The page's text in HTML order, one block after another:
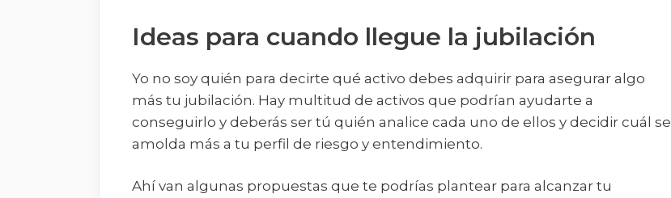
Ideas para cuando llegue la jubilación
Yo no soy quién para decirte qué activo debes adquirir para asegurar algo
más tu jubilación. Hay multitud de activos que podrían ayudarte a
conseguirlo y deberás ser tú quién analice cada uno de ellos y decidir cuál se
amolda más a tu perfil de riesgo y entendimiento.
Ahí van algunas propuestas que te podrías plantear para alcanzar tu